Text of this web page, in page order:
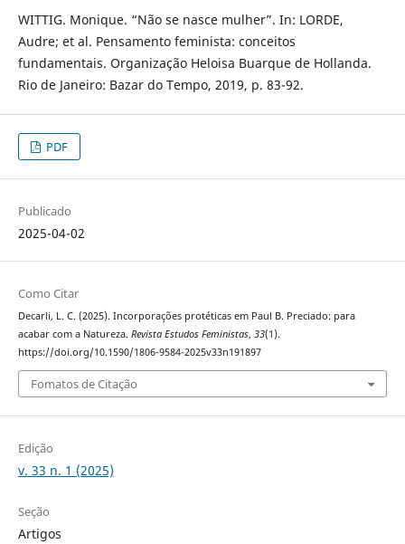
WITTIG. Monique. “Não se nasce mulher”. In: LORDE,
Audre; et al. Pensamento feminista: conceitos
fundamentais. Organização Heloisa Buarque de Hollanda.
Rio de Janeiro: Bazar do Tempo, 2019, p. 83-92.
PDF
Publicado
2025-04-02
Como Citar
Decarli, L. C. (2025). Incorporações protéticas em Paul B. Preciado: para
acabar com a Natureza. Revista Estudos Feministas, 33(1).
https://doi.org/10.1590/1806-9584-2025v33n191897
Fomatos de Citação
Edição
v. 33 n. 1 (2025)
Seção
Artigos